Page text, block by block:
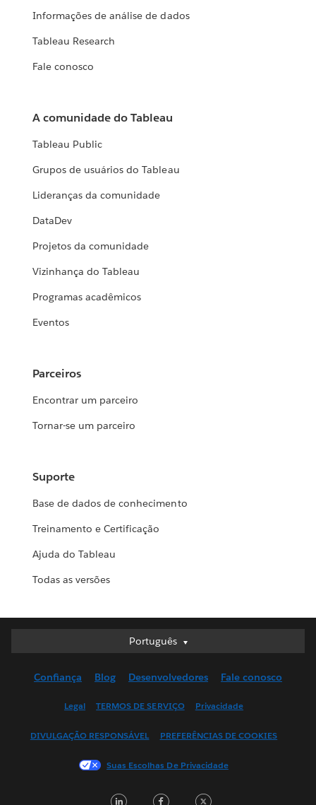
Informações de análise de dados
Tableau Research
Fale conosco
A comunidade do Tableau
Tableau Public
Grupos de usuários do Tableau
Lideranças da comunidade
DataDev
Projetos da comunidade
Vizinhança do Tableau
Programas acadêmicos
Eventos
Parceiros
Encontrar um parceiro
Tornar-se um parceiro
Suporte
Base de dados de conhecimento
Treinamento e Certificação
Ajuda do Tableau
Todas as versões
Português
Português
English (UK)
Français (Canada)
日本語
Confiança Blog Desenvolvedores Fale conosco
Legal TERMOS DE SERVIÇO Privacidade
DIVULGAÇÃO RESPONSÁVEL PREFERÊNCIAS DE COOKIES
Suas Escolhas De Privacidade
LinkedInFacebook